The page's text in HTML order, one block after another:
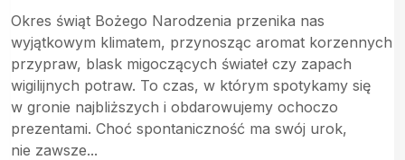
Okres świąt Bożego Narodzenia przenika nas
wyjątkowym klimatem, przynosząc aromat korzennych
przypraw, blask migoczących świateł czy zapach
wigilijnych potraw. To czas, w którym spotykamy się
w gronie najbliższych i obdarowujemy ochoczo
prezentami. Choć spontaniczność ma swój urok,
nie zawsze...